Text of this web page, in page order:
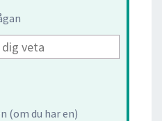
(om du har en)